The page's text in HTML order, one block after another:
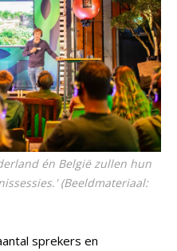
én België zullen hun
(Beeldmateriaal:
sprekers en